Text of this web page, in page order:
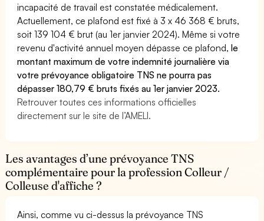
incapacité de travail est constatée médicalement.
Actuellement, ce plafond est fixé à 3 x 46 368 € bruts,
soit 139 104 € brut (au 1er janvier 2024). Même si votre
revenu d'activité annuel moyen dépasse ce plafond,le
montant maximum de votre indemnité journalière via
votre prévoyance obligatoire TNS ne pourra pas
dépasser 180,79 € bruts fixés au 1er janvier 2023.
Retrouver toutes ces informations officielles
directement sur le site de l’AMELI.
Les avantages d’une prévoyance TNS
complémentaire pour la profession Colleur /
Colleuse d'affiche ?
Ainsi, comme vu ci-dessus la prévoyance TNS